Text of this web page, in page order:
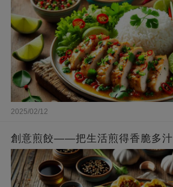
2025/02/12
創意煎餃——把生活煎得香脆多汁